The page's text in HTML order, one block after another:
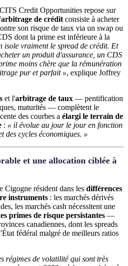
Credit Opportunities repose sur
arbitrage de crédit consiste à acheter
son risque de taux via un swap ou
dont la prime est inférieure à la
isole vraiment le spread de crédit. Et
un produit d'assurance, un CDS
moins chère que la rémunération
pur et parfait », explique Joffrey
et l'arbitrage de taux — pentification
maturités — complètent le
des courbes a élargi le terrain de
: « il évolue au jour le jour en fonction
des cycles économiques. »
et une allocation ciblée à
Cigogne résident dans les différences
instruments : les marchés dérivés
les marchés cash nécessitent une
primes de risque persistantes —
canadiennes, dont les spreads
fédéral malgré de meilleurs ratios
régimes de volatilité qui sont très